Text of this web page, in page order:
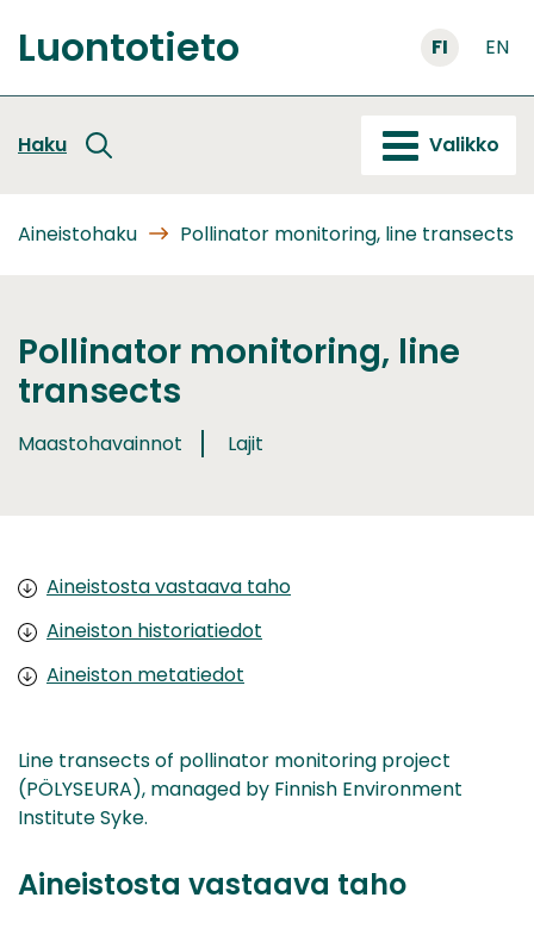
sisältöön
Etusivu
Luontotieto FI EN
Haku Valikko
Aineistohaku Pollinator monitoring, line transects
Pollinator monitoring, line
transects
Maastohavainnot Lajit
Aineistosta vastaava taho
Aineiston historiatiedot
Aineiston metatiedot
Line transects of pollinator monitoring project
(PÖLYSEURA), managed by Finnish Environment
Institute Syke.
Aineistosta vastaava taho